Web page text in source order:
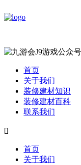
首页
关于我们
装修建材知识
装修建材百科
联系我们

首页
关于我们